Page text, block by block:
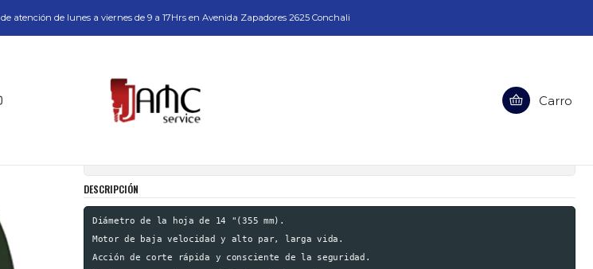
Carro
atención de lunes a viernes de 9 a 17Hrs en Avenida Zapadores 2625 Conchali
Tronzadora Marca Jei Steelbeast 14
DESCRIPCIÓN
Diámetro de la hoja de 14 "(355 mm).
Motor de baja velocidad y alto par, larga vida.
Acción de corte rápida y consciente de la seguridad.